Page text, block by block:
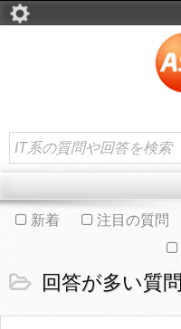
新着 注目の質問
回答が多い質問